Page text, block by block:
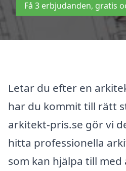
Få 3 erbjudanden, gratis
Letar du efter en
har du kommit till rätt
arkitekt-pris.se gör vi
hitta professionella
som kan hjälpa till med